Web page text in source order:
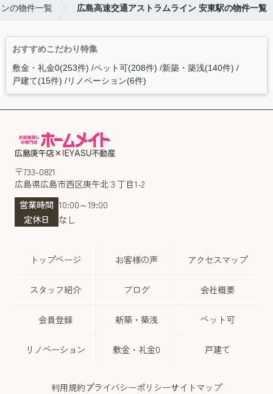
の物件一覧 広島高速交通アストラムライン 安東駅の物件一覧
おすすめこだわり特集
敷金・礼金0(253件) ペット可(208件) 新築・築浅(140件)
戸建て(15件) リノベーション(6件)
〒733-0821
広島県広島市西区庚午北３丁目1-2
営業時間 10:00～19:00
定休日
なし
トップページ お客様の声 アクセスマップ
スタッフ紹介 ブログ 会社概要
会員登録 新築・築浅 ペット可
リノベーション 敷金・礼金0 戸建て
利用規約プライバシーポリシーサイトマップ